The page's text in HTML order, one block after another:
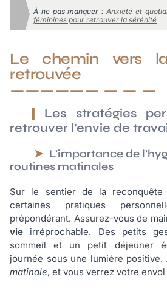
À ne pas manquer :Anxiété et
féminines pour retrouver la sérénité
Le chemin vers
retrouvée
Les stratégies
retrouver l’envie de
L’importance de
routines matinales
Sur le sentier de la reconquête
certaines pratiques
prépondérant. Assurez-vous de
vie irréprochable. Des petits
sommeil et un petit déjeuner
journée sous une lumière positive.
matinale, et vous verrez votre